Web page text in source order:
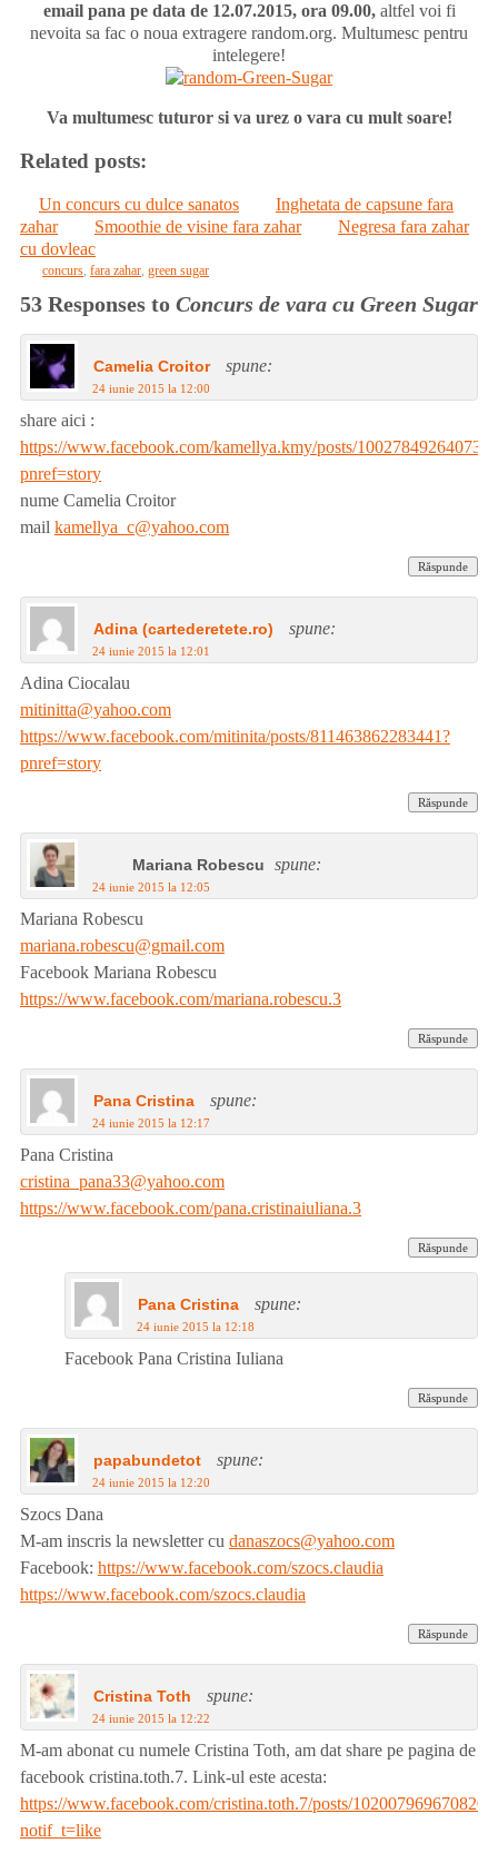
email pana pe data de 12.07.2015, ora 09.00,altfel voi fi
nevoita sa fac o noua extragere random.org. Multumesc pentru
intelegere!
Va multumesc tuturor si va urez o vara cu mult soare!
Related posts:
Un concurs cu dulce sanatos
Inghetata de capsune fara
zahar
Smoothie de visine fara zahar
Negresa fara zahar
cu dovleac
concurs, fara zahar, green sugar
53 Responses to Concurs de vara cu Green Sugar
Camelia Croitor spune:
24 iunie 2015 la 12:00
share aici :
https://www.facebook.com/kamellya.kmy/posts/
pnref=story
nume Camelia Croitor
mail kamellya_c@yahoo.com
Răspunde
Adina (cartederetete.ro) spune:
24 iunie 2015 la 12:01
Adina Ciocalau
mitinitta@yahoo.com
https://www.facebook.com/mitinita/posts/811463862283441?
pnref=story
Răspunde
Mariana Robescu spune:
24 iunie 2015 la 12:05
Mariana Robescu
mariana.robescu@gmail.com
Facebook Mariana Robescu
https://www.facebook.com/mariana.robescu.3
Răspunde
Pana Cristina spune:
24 iunie 2015 la 12:17
Pana Cristina
cristina_pana33@yahoo.com
https://www.facebook.com/pana.cristinaiuliana.3
Răspunde
Pana Cristina spune:
24 iunie 2015 la 12:18
Facebook Pana Cristina Iuliana
Răspunde
papabundetot spune:
24 iunie 2015 la 12:20
Szocs Dana
M-am inscris la newsletter cu danaszocs@yahoo.com
Facebook: https://www.facebook.com/szocs.claudia
https://www.facebook.com/szocs.claudia
Răspunde
Cristina Toth spune:
24 iunie 2015 la 12:22
M-am abonat cu numele Cristina Toth, am dat share pe pagina de
facebook cristina.toth.7. Link-ul este acesta:
https://www.facebook.com/cristina.toth.7/posts/
notif_t=like